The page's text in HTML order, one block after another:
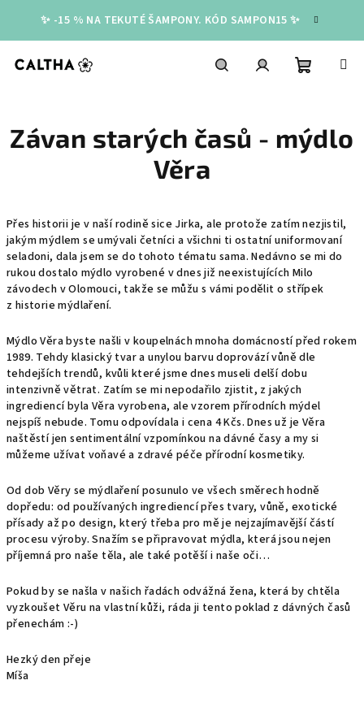
obsah
✨ -15 % NA TEKUTÉ ŠAMPONY. KÓD SAMPON15 ✨
košík
Závan starých časů - mýdlo
Věra
Přes historii je v naší rodině sice Jirka, ale protože zatím nezjistil,
jakým mýdlem se umývali četníci a všichni ti ostatní uniformovaní
seladoni, dala jsem se do tohoto tématu sama. Nedávno se mi do
rukou dostalo mýdlo vyrobené v dnes již neexistujících Milo
závodech v Olomouci, takže se můžu s vámi podělit o střípek
z historie mýdlaření.
Mýdlo Věra byste našli v koupelnách mnoha domácností před rokem
1989. Tehdy klasický tvar a unylou barvu doprovází vůně dle
tehdejších trendů, kvůli které jsme dnes museli delší dobu
intenzivně větrat. Zatím se mi nepodařilo zjistit, z jakých
ingrediencí byla Věra vyrobena, ale vzorem přírodních mýdel
nejspíš nebude. Tomu odpovídala i cena 4 Kčs. Dnes už je Věra
naštěstí jen sentimentální vzpomínkou na dávné časy a my si
můžeme užívat voňavé a zdravé péče přírodní kosmetiky.
Od dob Věry se mýdlaření posunulo ve všech směrech hodně
dopředu: od používaných ingrediencí přes tvary, vůně, exotické
přísady až po design, který třeba pro mě je nejzajímavější částí
procesu výroby. Snažím se připravovat mýdla, která jsou nejen
příjemná pro naše těla, ale také potěší i naše oči…
Pokud by se našla v našich řadách odvážná žena, která by chtěla
vyzkoušet Věru na vlastní kůži, ráda ji tento poklad z dávných časů
přenechám :-)
Hezký den přeje
Míša